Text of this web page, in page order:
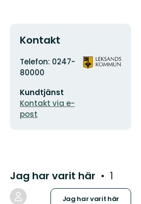
Kontakt
Adress
Telefon: 0247-
80000
postadress
Kundtjänst
Kontakt via e-
post
Organisationens
logotyp
Jag har varit här 1
Jag har varit här